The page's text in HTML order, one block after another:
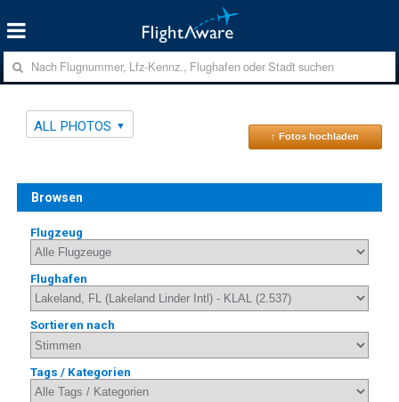
ALL PHOTOS
↑ Fotos hochladen
Browsen
Flugzeug
Flughafen
Sortieren nach
Tags / Kategorien